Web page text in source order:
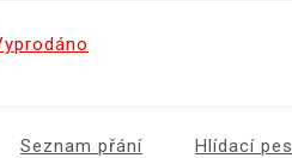
Seznam přání Hlídací pes